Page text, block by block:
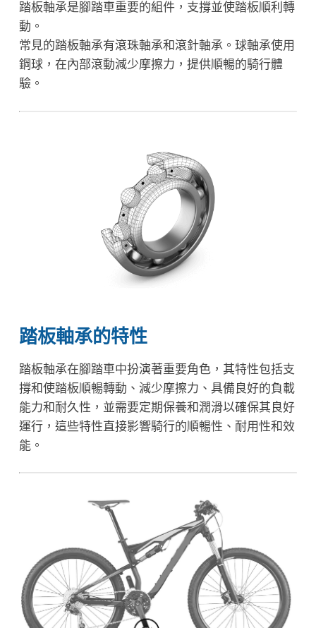
踏板軸承是腳踏車重要的組件，支撐並使踏板順利轉
動。
常見的踏板軸承有滾珠軸承和滾針軸承。球軸承使用
鋼球，在內部滾動減少摩擦力，提供順暢的騎行體
驗。
踏板軸承的特性
踏板軸承在腳踏車中扮演著重要角色，其特性包括支
撐和使踏板順暢轉動、減少摩擦力、具備良好的負載
能力和耐久性，並需要定期保養和潤滑以確保其良好
運行，這些特性直接影響騎行的順暢性、耐用性和效
能。